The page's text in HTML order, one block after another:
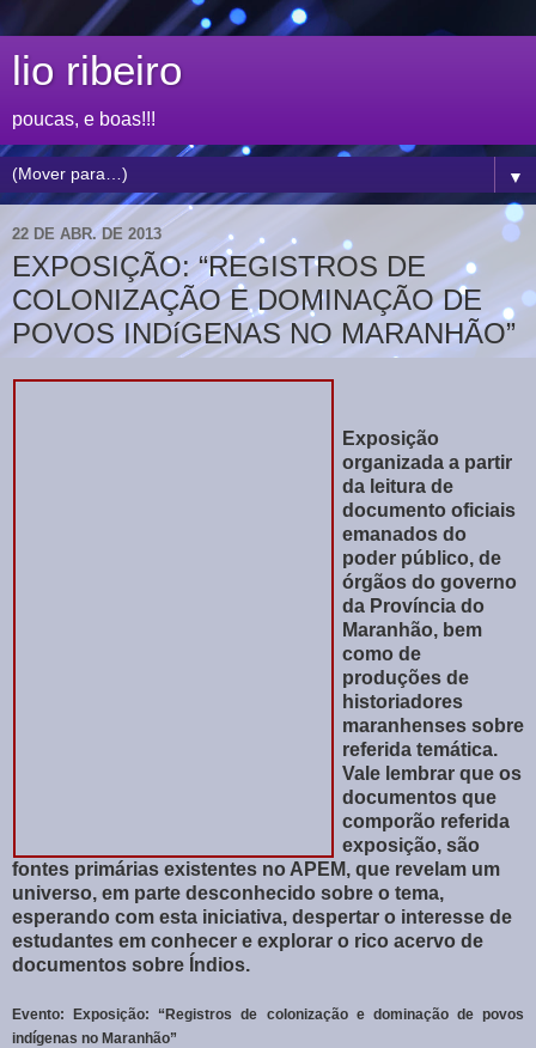
lio ribeiro
poucas, e boas!!!
▼
22 DE ABR. DE 2013
EXPOSIÇÃO: “REGISTROS DE
COLONIZAÇÃO E DOMINAÇÃO DE
POVOS INDíGENAS NO MARANHÃO”
Exposição
organizada a partir
da leitura de
documento oficiais
emanados do
poder público, de
órgãos do governo
da Província do
Maranhão, bem
como de
produções de
historiadores
maranhenses sobre
referida temática.
Vale lembrar que os
documentos que
comporão referida
exposição, são
fontes primárias existentes no APEM, que revelam um
universo, em parte desconhecido sobre o tema,
esperando com esta iniciativa, despertar o interesse de
estudantes em conhecer e explorar o rico acervo de
documentos sobre Índios.
Evento:Exposição: “Registros de colonização e dominação de povos
indígenas no Maranhão”